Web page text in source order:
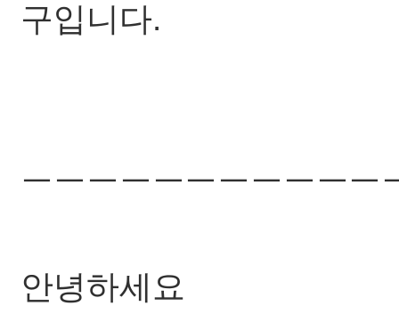
구입니다.
ㅡㅡㅡㅡㅡㅡㅡㅡㅡㅡㅡ
안녕하세요